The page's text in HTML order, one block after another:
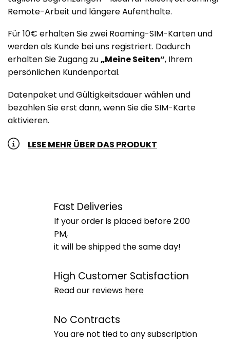
Remote-Arbeit und längere Aufenthalte.
Für 10€ erhalten Sie zwei Roaming-SIM-Karten und
werden als Kunde bei uns registriert. Dadurch
erhalten Sie Zugang zu„Meine Seiten“, Ihrem
persönlichen Kundenportal.
Datenpaket und Gültigkeitsdauer wählen und
bezahlen Sie erst dann, wenn Sie die SIM-Karte
aktivieren.
LESE MEHR ÜBER DAS PRODUKT
Fast Deliveries
If your order is placed before 2:00
PM,
it will be shipped the same day!
High Customer Satisfaction
Read our reviews here
No Contracts
You are not tied to any subscription